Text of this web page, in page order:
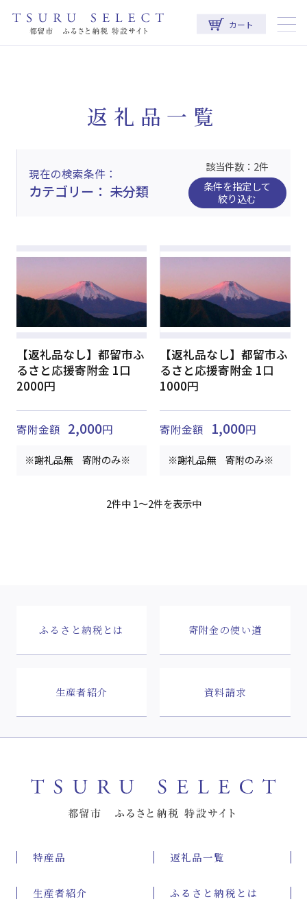
カート
返礼品一覧
現在の検索条件
カテゴリー： 未分類
該当件数：2件
条件を指定して
絞り込む
【返礼品なし】都留市ふ
るさと応援寄附金 1口
2000円
寄附金額 2,000円
※謝礼品無 寄附のみ※
【返礼品なし】都留市ふ
るさと応援寄附金 1口
1000円
寄附金額 1,000円
※謝礼品無 寄附のみ※
2件中 1～2件を表示中
ふるさと納税とは 寄附金の使い道
生産者紹介 資料請求
特産品 返礼品一覧
生産者紹介 ふるさと納税とは